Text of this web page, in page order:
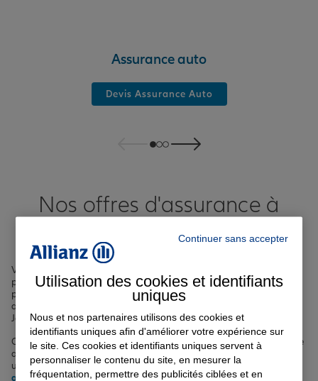
Assurance auto
Devis Assurance Auto
Nos offres d'assurance à
Villetaneuse
Villetaneuse, ville dynamique de Seine-Saint-Denis située à
proximité de Paris, mérite une protection sur mesure. Nous vous
proposons une large gamme d'assurances adaptées à vos besoins,
que vous soyez résident du quartier Allende, des Mobiles ou des
Joncherolles.
Chez nous, vous trouverez des solutions pour assurer votre véhicule
avec notre
assurance auto à Villetaneuse
. Nous offrons également
une couverture complète pour votre logement grâce à notre
assurance habitationà Villetaneuse, que vous soyez locataire ou
Continuer sans accepter
Utilisation des cookies et identifiants
uniques
Nous et nos partenaires utilisons des cookies et
identifiants uniques afin d'améliorer votre expérience sur
le site. Ces cookies et identifiants uniques servent à
personnaliser le contenu du site, en mesurer la
fréquentation, permettre des publicités ciblées et en